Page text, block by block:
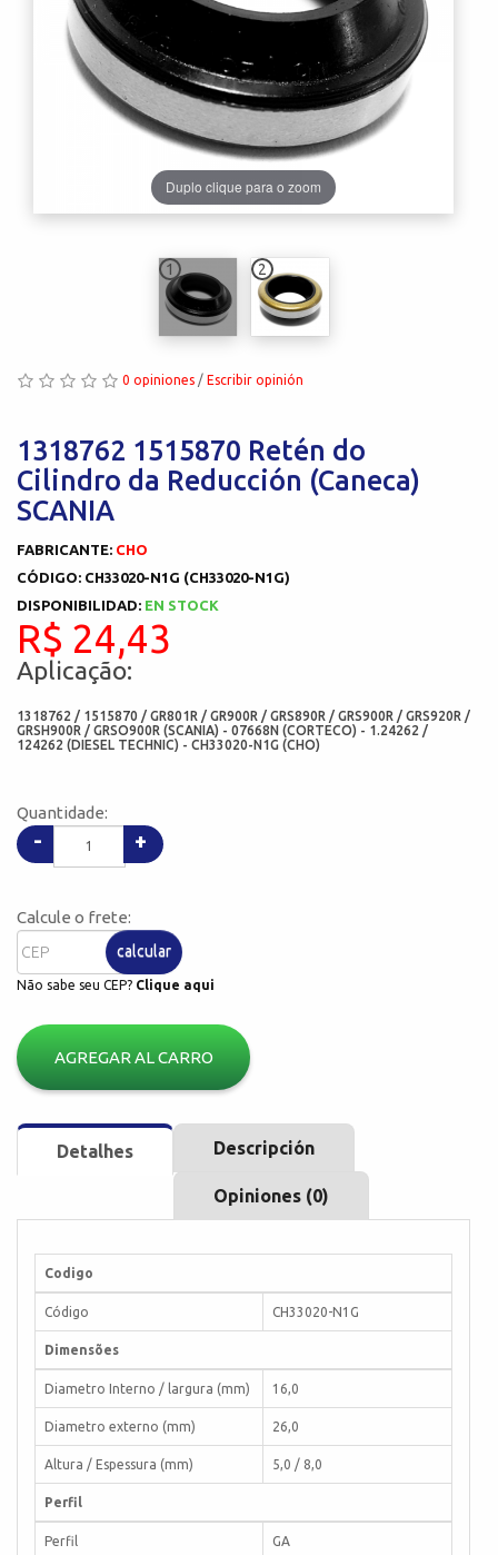
1 2
Duplo clique para o zoom
0 opiniones / Escribir opinión
1318762 1515870 Retén do
Cilindro da Reducción (Caneca)
SCANIA
FABRICANTE: CHO
CÓDIGO: CH33020-N1G (CH33020-N1G)
DISPONIBILIDAD: EN STOCK
R$ 24,43
Aplicação:
1318762 / 1515870 / GR801R / GR900R / GRS890R / GRS900R / GRS920R /
GRSH900R / GRSO900R (SCANIA) - 07668N (CORTECO) - 1.24262 /
124262 (DIESEL TECHNIC) - CH33020-N1G (CHO)
Quantidade:
- +
Calcule o frete:
calcular
Não sabe seu CEP? Clique aqui
AGREGAR AL CARRO
Detalhes Descripción
Opiniones (0)
Codigo
Código CH33020-N1G
Dimensões
Diametro Interno / largura (mm) 16,0
Diametro externo (mm) 26,0
Altura / Espessura (mm) 5,0 / 8,0
Perfil
Perfil GA